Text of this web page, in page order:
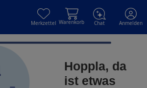
Merkzettel Warenkorb Chat Anmelden
Hoppla, da
ist etwas